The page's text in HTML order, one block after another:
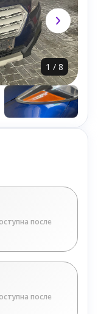
1 / 8
после
после